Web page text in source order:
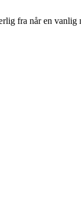
fra når en